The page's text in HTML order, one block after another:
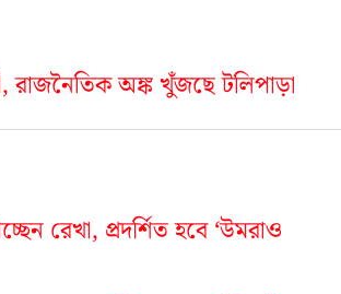
রাজনৈতিক অঙ্ক খুঁজছে টলিপাড়া
রেখা, প্রদর্শিত হবে ‘উমরাও